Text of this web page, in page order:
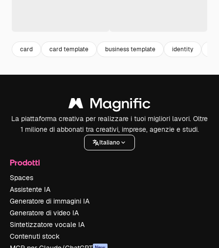
card card template business template identity
La piattaforma creativa per realizzare i tuoi migliori lavori. Oltre
1 milione di abbonati tra creativi, imprese, agenzie e studi.
Italiano
Prodotti
Spaces
Assistente IA
Generatore di immagini IA
Generatore di video IA
Sintetizzatore vocale IA
Contenuti stock